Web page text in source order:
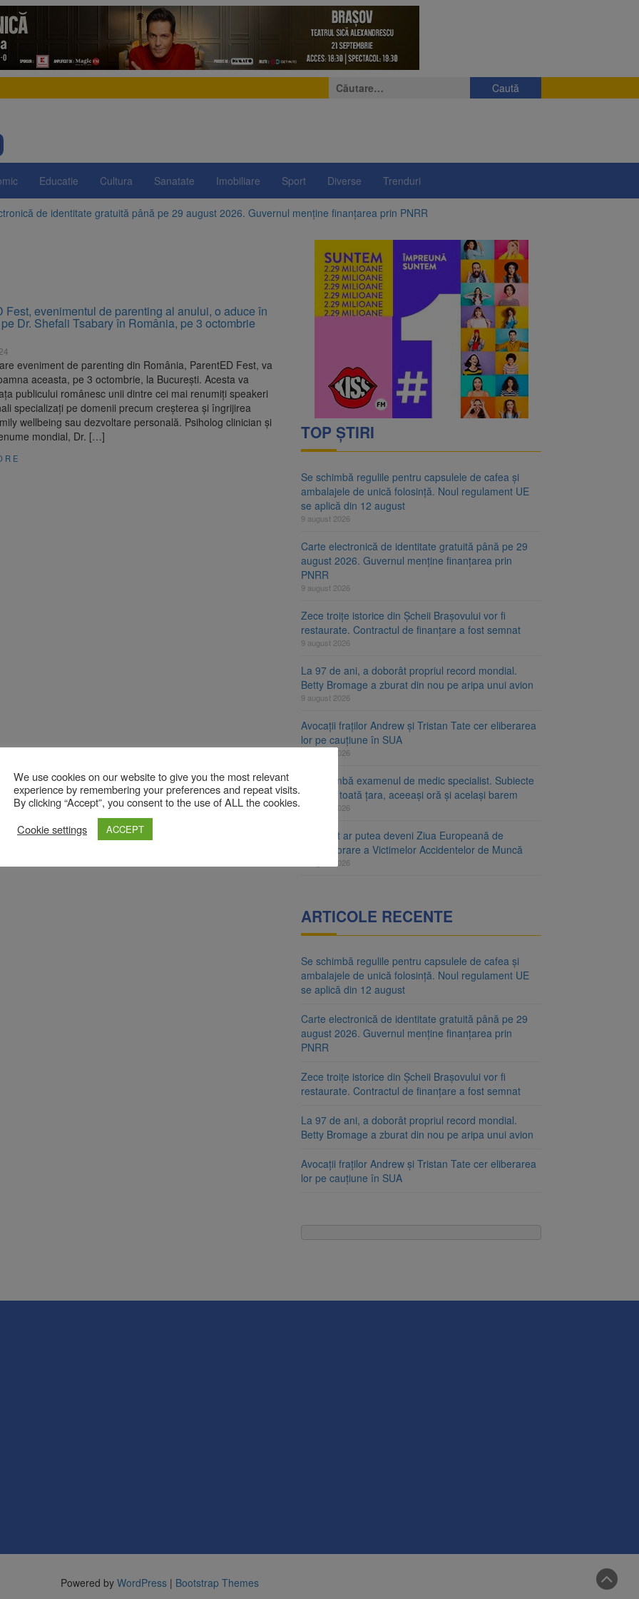
Caută
după:
Educatie Cultura Sanatate Imobiliare Sport Diverse Trenduri
de identitate gratuită până pe 29 august 2026. Guvernul menține finanțarea prin PNRR
istorice din Șcheii Brașovului vor fi restaurate. Contractul de finanțare a fost semnat
ani, a doborât propriul record mondial. Betty Bromage a zburat din nou pe aripa unui avion
examenul de medic specialist. Subiecte unice în toată țara, aceeași oră și același barem
regulile pentru capsulele de cafea și ambalajele de unică folosință. Noul regulament UE se
Fest, evenimentul de parenting al anului, o aduce în
Dr. Shefali Tsabary în România, pe 3 octombrie
eveniment de parenting din România, ParentED Fest, va
aceasta, pe 3 octombrie, la București. Acesta va
publicului românesc unii dintre cei mai renumiți speakeri
specializați pe domenii precum creșterea și îngrijirea
wellbeing sau dezvoltare personală. Psiholog clinician și
mondial, Dr. […]
TOP ȘTIRI
Se schimbă regulile pentru capsulele de cafea și
ambalajele de unică folosință. Noul regulament UE
se aplică din 12 august
9 august 2026
Carte electronică de identitate gratuită până pe 29
august 2026. Guvernul menține finanțarea prin
PNRR
9 august 2026
Zece troițe istorice din Șcheii Brașovului vor fi
restaurate. Contractul de finanțare a fost semnat
9 august 2026
La 97 de ani, a doborât propriul record mondial.
Betty Bromage a zburat din nou pe aripa unui avion
9 august 2026
Avocații fraților Andrew și Tristan Tate cer eliberarea
lor pe cauțiune în SUA
9 august 2026
Se schimbă examenul de medic specialist. Subiecte
unice în toată țara, aceeași oră și același barem
8 august 2026
8 august ar putea deveni Ziua Europeană de
Comemorare a Victimelor Accidentelor de Muncă
8 august 2026
ARTICOLE RECENTE
Se schimbă regulile pentru capsulele de cafea și
ambalajele de unică folosință. Noul regulament UE
se aplică din 12 august
Carte electronică de identitate gratuită până pe 29
august 2026. Guvernul menține finanțarea prin
PNRR
Zece troițe istorice din Șcheii Brașovului vor fi
restaurate. Contractul de finanțare a fost semnat
La 97 de ani, a doborât propriul record mondial.
Betty Bromage a zburat din nou pe aripa unui avion
Avocații fraților Andrew și Tristan Tate cer eliberarea
lor pe cauțiune în SUA
Powered by WordPress | Bootstrap Themes
We use cookies on our website to give you the most relevant
experience by remembering your preferences and repeat visits.
By clicking “Accept”, you consent to the use of ALL the cookies.
Cookie settings
ACCEPT